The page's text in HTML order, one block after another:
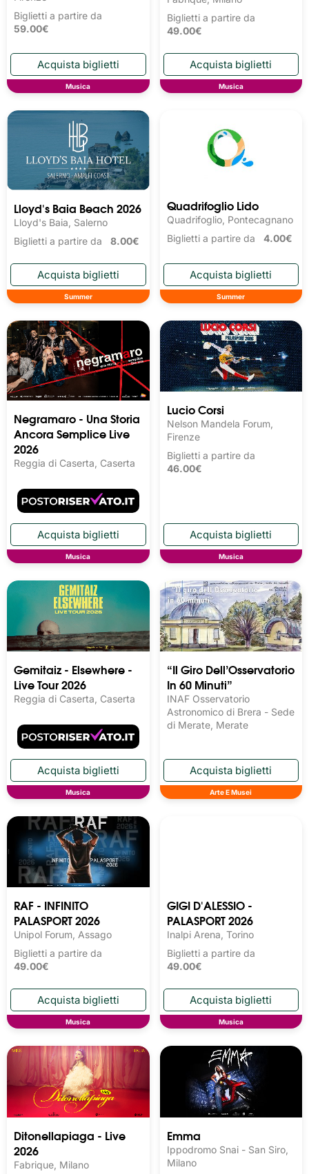
Biglietti a partire da
59.00€
Musica
Biglietti a partire da
49.00€
Musica
Lloyd's Baia Beach 2026
Lloyd's Baia, Salerno
Biglietti a partire da 8.00€
Summer
Quadrifoglio Lido
Quadrifoglio, Pontecagnano
Biglietti a partire da 4.00€
Summer
Negramaro - Una Storia
Ancora Semplice Live
2026
Reggia di Caserta, Caserta
Musica
Lucio Corsi
Nelson Mandela Forum,
Firenze
Biglietti a partire da
46.00€
Musica
Gemitaiz - Elsewhere -
Live Tour 2026
Reggia di Caserta, Caserta
Musica
“Il Giro Dell’Osservatorio
In 60 Minuti”
INAF Osservatorio
Astronomico di Brera - Sede
di Merate, Merate
Arte E Musei
RAF - INFINITO
PALASPORT 2026
Unipol Forum, Assago
Biglietti a partire da
49.00€
Musica
GIGI D'ALESSIO -
PALASPORT 2026
Inalpi Arena, Torino
Biglietti a partire da
49.00€
Musica
Ditonellapiaga - Live
2026
Fabrique, Milano
Emma
Ippodromo Snai - San Siro,
Milano